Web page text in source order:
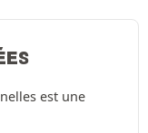
est une